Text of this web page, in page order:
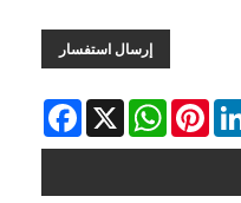
إرسال استفسار
Facebook X
WhatsAppPinterest